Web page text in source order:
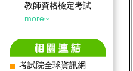
教師資格檢定考試
more~
考試院全球資訊網